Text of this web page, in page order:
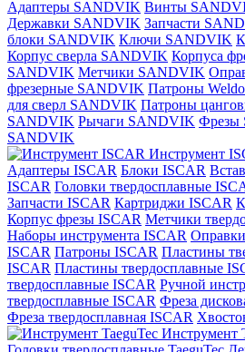
Адаптеры SANDVIK Винты
Державки SANDVIK Запчасти
блоки SANDVIK Ключи SANDVIK
Корпус сверла SANDVIK Корпуса
SANDVIK Метчики SANDVIK
фрезерные SANDVIK Патроны
для сверл SANDVIK Патроны
SANDVIK Рычаги SANDVIK Фрезы
SANDVIK
Инструмент
Адаптеры ISCAR Блоки ISCAR
ISCAR Головки твердосплавные
Запчасти ISCAR Картриджи ISCAR
Корпус фрезы ISCAR Метчики
Наборы инструмента ISCAR
ISCAR Патроны ISCAR Пластины
ISCAR Пластины твердосплавные
твердосплавные ISCAR Ручной
твердосплавные ISCAR Фреза
Фреза твердосплавная ISCAR
Инструмент